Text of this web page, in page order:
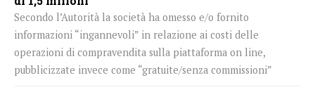
Secondo l’Autorità la società ha omesso e/o fornito
informazioni “ingannevoli” in relazione ai costi delle
operazioni di compravendita sulla piattaforma on line,
pubblicizzate invece come “gratuite/senza commissioni”